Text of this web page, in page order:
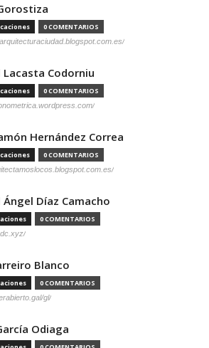
0 COMENTARIOS
Lacasta Codorniu
0 COMENTARIOS
Hernández Correa
0 COMENTARIOS
Ángel Díaz Camacho
0 COMENTARIOS
Blanco
0 COMENTARIOS
gl/
Odiaga